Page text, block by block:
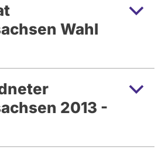
Wahl
2013 -